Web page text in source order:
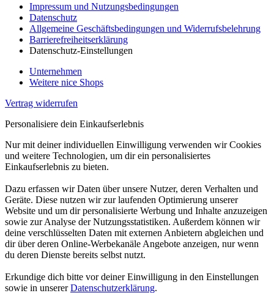
Impressum und Nutzungsbedingungen
Datenschutz
Allgemeine Geschäftsbedingungen und Widerrufsbelehrung
Barrierefreiheitserklärung
Datenschutz-Einstellungen
Unternehmen
Weitere nice Shops
Vertrag widerrufen
Personalisiere dein Einkaufserlebnis
Nur mit deiner individuellen Einwilligung verwenden wir Cookies
und weitere Technologien, um dir ein personalisiertes
Einkaufserlebnis zu bieten.
Dazu erfassen wir Daten über unsere Nutzer, deren Verhalten und
Geräte. Diese nutzen wir zur laufenden Optimierung unserer
Website und um dir personalisierte Werbung und Inhalte anzuzeigen
sowie zur Analyse der Nutzungsstatistiken. Außerdem können wir
deine verschlüsselten Daten mit externen Anbietern abgleichen und
dir über deren Online-Werbekanäle Angebote anzeigen, nur wenn
du deren Dienste bereits selbst nutzt.
Erkundige dich bitte vor deiner Einwilligung in den Einstellungen
sowie in unsererDatenschutzerklärung.